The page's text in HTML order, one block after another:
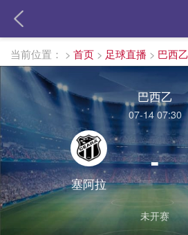
当前位置： > 首页 > 足球直播 > 巴西
巴西乙
07-14 07:30
塞阿拉
-
未开赛